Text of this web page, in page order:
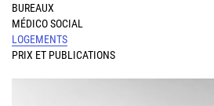
BUREAUX
MÉDICO SOCIAL
LOGEMENTS
PRIX ET PUBLICATIONS